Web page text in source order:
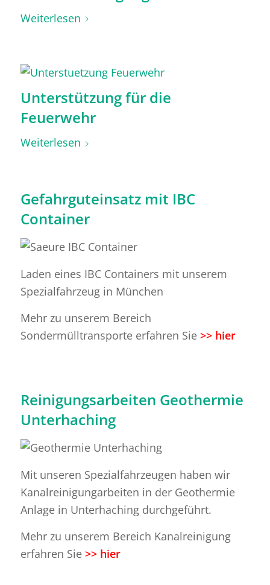
Weiterlesen
Unterstützung für die
Feuerwehr
Weiterlesen
Gefahrguteinsatz mit IBC
Container
Laden eines IBC Containers mit unserem
Spezialfahrzeug in München
Mehr zu unserem Bereich
Sondermülltransporte erfahren Sie >> hier
Reinigungsarbeiten Geothermie
Unterhaching
Mit unseren Spezialfahrzeugen haben wir
Kanalreinigungarbeiten in der Geothermie
Anlage in Unterhaching durchgeführt.
Mehr zu unserem Bereich Kanalreinigung
erfahren Sie >> hier